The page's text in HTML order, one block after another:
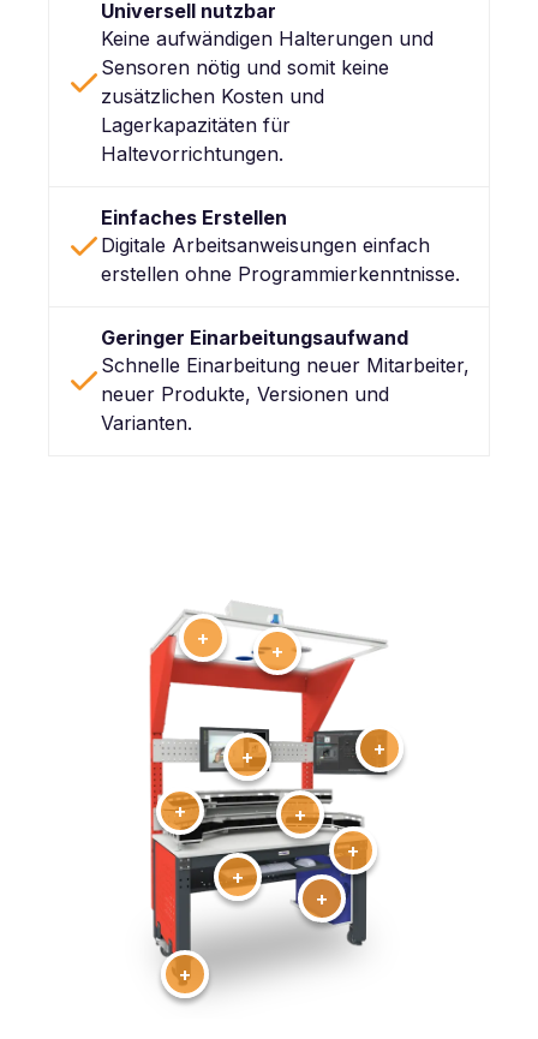
Universell nutzbar
Keine aufwändigen Halterungen und
Sensoren nötig und somit keine
zusätzlichen Kosten und
Lagerkapazitäten für
Haltevorrichtungen.
Einfaches Erstellen
Digitale Arbeitsanweisungen einfach
erstellen ohne Programmierkenntnisse.
Geringer Einarbeitungsaufwand
Schnelle Einarbeitung neuer Mitarbeiter,
neuer Produkte, Versionen und
Varianten.
+
+
+
+
+
+
+
+
+
+